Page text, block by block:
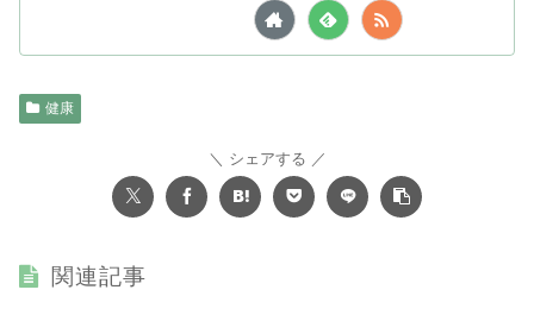
健康
シェアする
関連記事